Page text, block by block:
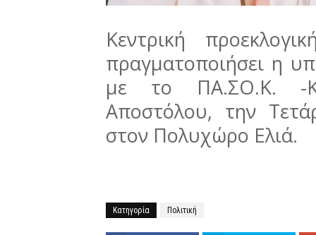
Κεντρική
πραγματοποιήσει η
με το ΠΑ.ΣΟ.Κ. -
Αποστόλου, την
στον Πολυχώρο Ελιά.
Κατηγορία Πολιτική